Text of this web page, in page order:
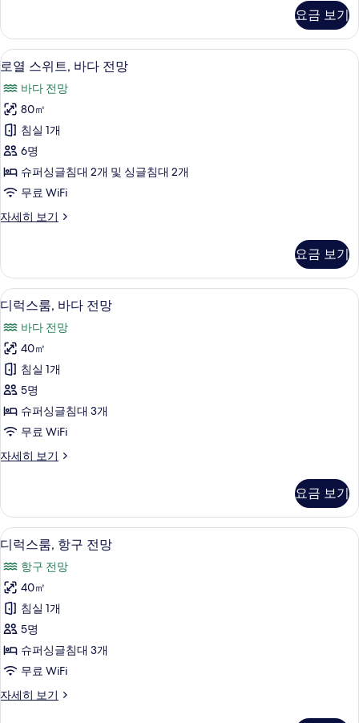
기
기
항
구
전
망
(3
Occupants,
With
Lounge
Access)
진
두
보
기
트
윈
룸,
실
3
개,
항
구
전
망
(3
With
자
세
히
보
기
요금 보기
로
스
위
트,
바
다
전
망
진
모
두
보
기
오리/거위털 이불, 객실 내 금고, 무료
7
로열 스위트, 바다 전망
바다 전망
80㎡
침실 1개
6명
슈퍼싱글침대 2개 및 싱글침대 2개
무료 WiFi
자세히 보기
로
트,
바
다
전
망
자
세
히
보
기
요금 보기
디
럭
스
룸,
바
다
전
망
사
모
두
보
기
디럭스룸, 바다 전망 | 오리/거위털 이
3
디럭스룸, 바다 전망
바다 전망
40㎡
침실 1개
5명
슈퍼싱글침대 3개
무료 WiFi
자세히 보기
디
바
다
전
망
자
세
히
보
기
요금 보기
디
럭
스
룸,
항
구
전
망
사
디럭스룸, 항구 전망 | 오리/거위털 이
3
디럭스룸, 항구 전망
항구 전망
40㎡
침실 1개
5명
슈퍼싱글침대 3개
무료 WiFi
자세히 보기
디